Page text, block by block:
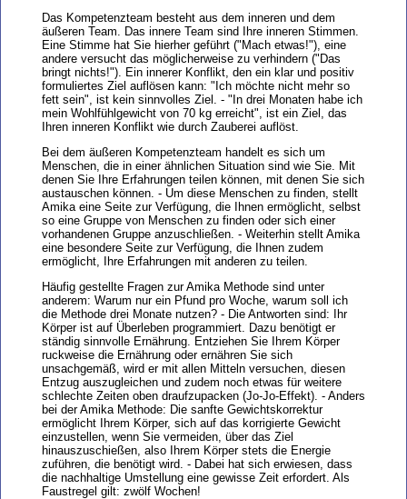
Das Kompetenzteam besteht aus dem inneren und dem
äußeren Team. Das innere Team sind Ihre inneren Stimmen.
Eine Stimme hat Sie hierher geführt ("Mach etwas!"), eine
andere versucht das möglicherweise zu verhindern ("Das
bringt nichts!"). Ein innerer Konflikt, den ein klar und positiv
formuliertes Ziel auflösen kann: "Ich möchte nicht mehr so
fett sein", ist kein sinnvolles Ziel. - "In drei Monaten habe ich
mein Wohlfühlgewicht von 70 kg erreicht", ist ein Ziel, das
Ihren inneren Konflikt wie durch Zauberei auflöst.
Bei dem äußeren Kompetenzteam handelt es sich um
Menschen, die in einer ähnlichen Situation sind wie Sie. Mit
denen Sie Ihre Erfahrungen teilen können, mit denen Sie sich
austauschen können. - Um diese Menschen zu finden, stellt
Amika eine Seite zur Verfügung, die Ihnen ermöglicht, selbst
so eine Gruppe von Menschen zu finden oder sich einer
vorhandenen Gruppe anzuschließen. - Weiterhin stellt Amika
eine besondere Seite zur Verfügung, die Ihnen zudem
ermöglicht, Ihre Erfahrungen mit anderen zu teilen.
Häufig gestellte Fragen zur Amika Methode sind unter
anderem: Warum nur ein Pfund pro Woche, warum soll ich
die Methode drei Monate nutzen? - Die Antworten sind: Ihr
Körper ist auf Überleben programmiert. Dazu benötigt er
ständig sinnvolle Ernährung. Entziehen Sie Ihrem Körper
ruckweise die Ernährung oder ernähren Sie sich
unsachgemäß, wird er mit allen Mitteln versuchen, diesen
Entzug auszugleichen und zudem noch etwas für weitere
schlechte Zeiten oben draufzupacken (Jo-Jo-Effekt). - Anders
bei der Amika Methode: Die sanfte Gewichtskorrektur
ermöglicht Ihrem Körper, sich auf das korrigierte Gewicht
einzustellen, wenn Sie vermeiden, über das Ziel
hinauszuschießen, also Ihrem Körper stets die Energie
zuführen, die benötigt wird. - Dabei hat sich erwiesen, dass
die nachhaltige Umstellung eine gewisse Zeit erfordert. Als
Faustregel gilt: zwölf Wochen!